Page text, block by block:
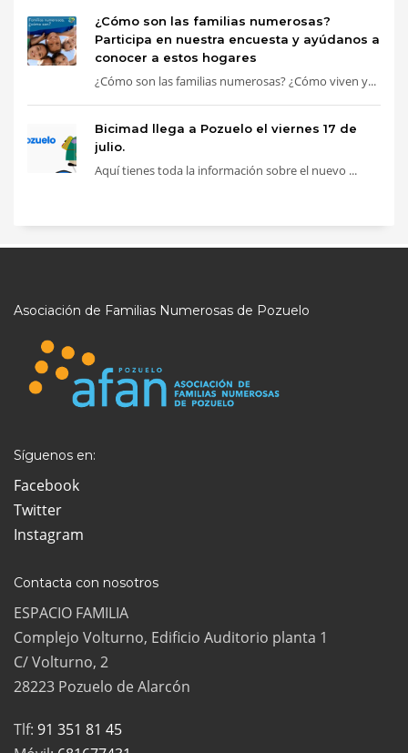
¿Cómo son las familias numerosas?
Participa en nuestra encuesta y ayúdanos a
conocer a estos hogares
¿Cómo son las familias numerosas? ¿Cómo viven y...
Bicimad llega a Pozuelo el viernes 17 de
julio.
Aquí tienes toda la información sobre el nuevo ...
Asociación de Familias Numerosas de Pozuelo
Síguenos en:
Facebook
Twitter
Instagram
Contacta con nosotros
ESPACIO FAMILIA
Complejo Volturno, Edificio Auditorio planta 1
C/ Volturno, 2
28223 Pozuelo de Alarcón
Tlf: 91 351 81 45